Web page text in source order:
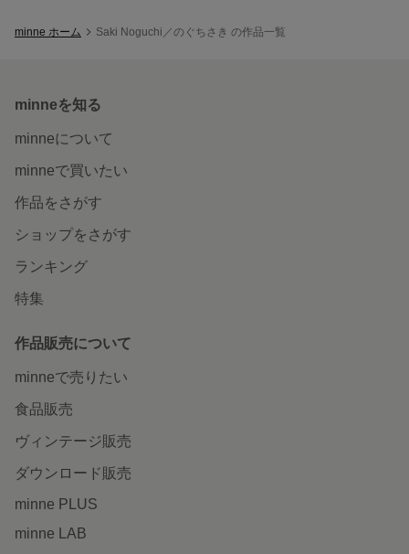
minne ホーム Saki Noguchi／のぐちさき の作品一覧
minneを知る
minneについて
minneで買いたい
作品をさがす
ショップをさがす
ランキング
特集
作品販売について
minneで売りたい
食品販売
ヴィンテージ販売
ダウンロード販売
minne PLUS
minne LAB